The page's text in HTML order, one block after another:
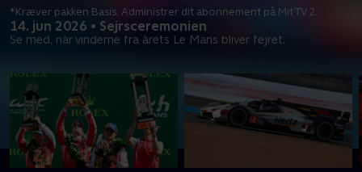
14. jun 2026 • Sejrsceremonien
Se med, når vinderne fra årets Le Mans bliver fejret.
*Kræver pakken Basis. Administrer dit abonnement på Mit TV 2.